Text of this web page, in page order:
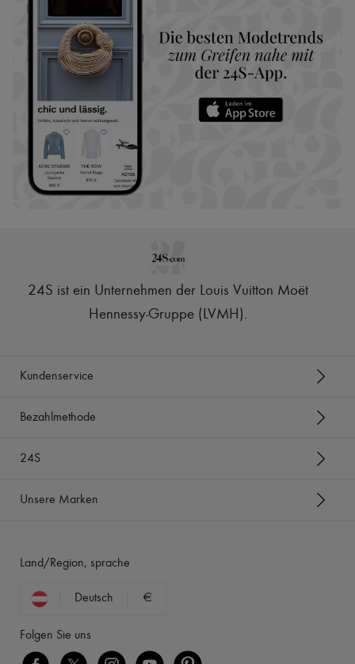
24S ist ein Unternehmen der Louis Vuitton Moët
Hennessy-Gruppe (LVMH).
Kundenservice
Bezahlmethode
24S
Unsere Marken
Land/Region, sprache
Deutsch €
Folgen Sie uns